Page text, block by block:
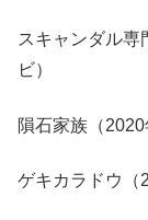
スキャンダル専
ビ）
隕石家族（
ゲキカラドウ（